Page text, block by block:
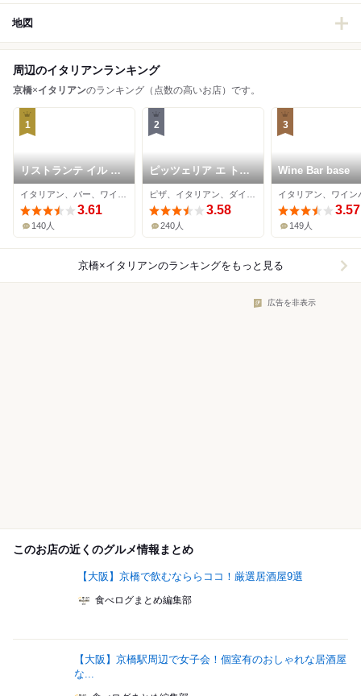
地図
周辺のイタリアンランキング
京橋×イタリアンのランキング（点数の高いお店）です。
1
リストランテ イル コ
ンティヌオ
3.61
140人
2
ピッツェリア エ トラ
ットリア フォルティ
ッシモ
3.58
240人
3
Wine Bar base
イタリアン、ワイン
3.57
149人
京橋×イタリアンのランキングをもっと見る
広告を非表示
このお店の近くのグルメ情報まとめ
【大阪】京橋で飲むなららココ！厳選居酒屋9選
食べログまとめ編集部
【大阪】京橋駅周辺で女子会！個室有のおしゃれな居酒屋
な...